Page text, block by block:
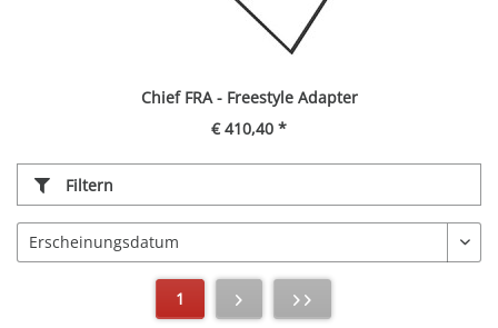
Chief FRA - Freestyle Adapter
€ 410,40 *
Filtern
1